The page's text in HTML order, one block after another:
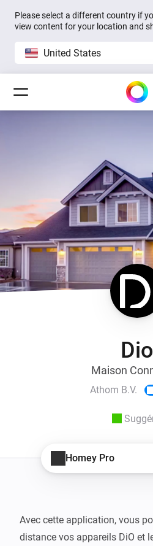
Please select a different country if
view content for your location and
United States
Dio
Maison
Athom B.V.
Homey Pro
Avec cette application, vous
distance vos appareils DiO et